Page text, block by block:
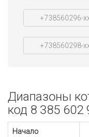
+738560296-
+738560298-
Диапазоны
код 8 385 602
Начало